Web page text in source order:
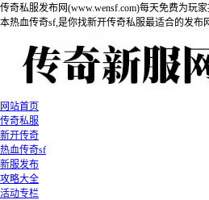
传奇私服发布网(www.wensf.com)每天免费为玩
本热血传奇sf,是你找新开传奇私服最适合的发布
网站首页
传奇私服
新开传奇
热血传奇sf
新服发布
攻略大全
活动专栏